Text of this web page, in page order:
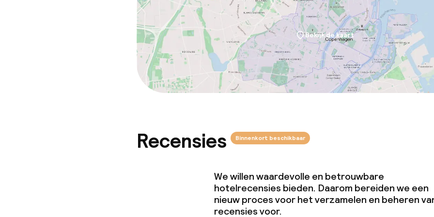
Bekijk de kaart
Recensies Binnenkort beschikbaar
We willen waardevolle en betrouwbare
hotelrecensies bieden. Daarom bereiden we een
nieuw proces voor het verzamelen en beheren
recensies voor.